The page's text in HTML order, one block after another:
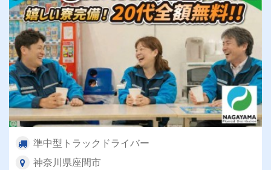
準中型トラックドライバー
神奈川県座間市